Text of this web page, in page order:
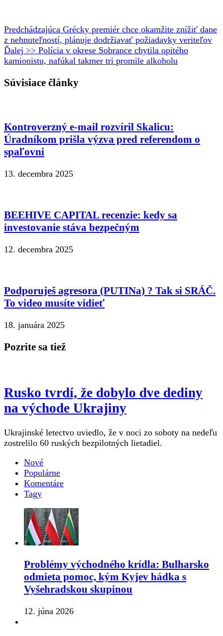
Predchádzajúca Grécky premiér chce okamžite znížiť dane
z nehnuteľností, plánuje dodržiavať požiadavky veriteľov
Ďalej >> Polícia v okrese Sobrance chytila opitého
kamionistu, nafúkal takmer tri promile alkoholu
Súvisiace články
Kontroverzný e-mail rozvíril Skalicu:
Úradníkom prišla výzva pred referendom o
spaľovni
13. decembra 2025
BEEHIVE CAPITAL recenzie: kedy sa
investovanie stáva bezpečným
12. decembra 2025
Podporuješ agresora (PUTINa) ? Tak si SRÁČ.
To video musíte vidieť
18. januára 2025
Pozrite sa tiež
Rusko tvrdí, že dobylo dve dediny
na východe Ukrajiny
Ukrajinské letectvo uviedlo, že v noci zo soboty na nedeľu
zostrelilo 60 ruských bezpilotných lietadiel.
Nové
Populárne
Komentáre
Tagy
Problémy východného krídla: Bulharsko
odmieta pomoc, kým Kyjev hádka s
Vyšehradskou skupinou
12. júna 2026